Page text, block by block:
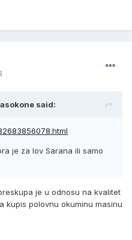
said:
je za lov Sarana ili samo
je u odnosu na kvalitet
kupis polovnu okuminu masinu